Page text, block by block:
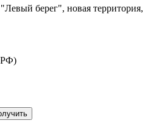
берег", новая территория,
РФ)